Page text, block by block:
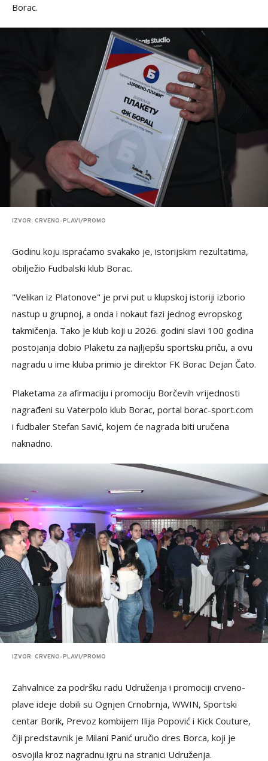
Borac.
IZVOR: CRVENO-PLAVI/PROMO
Godinu koju ispraćamo svakako je, istorijskim rezultatima,
obilježio Fudbalski klub Borac.
"Velikan iz Platonove" je prvi put u klupskoj istoriji izborio
nastup u grupnoj, a onda i nokaut fazi jednog evropskog
takmičenja. Tako je klub koji u 2026. godini slavi 100 godina
postojanja dobio Plaketu za najljepšu sportsku priču, a ovu
nagradu u ime kluba primio je direktor FK Borac Dejan Čato.
Plaketama za afirmaciju i promociju Borčevih vrijednosti
nagrađeni su Vaterpolo klub Borac, portal borac-sport.com
i fudbaler Stefan Savić, kojem će nagrada biti uručena
naknadno.
IZVOR: CRVENO-PLAVI/PROMO
Zahvalnice za podršku radu Udruženja i promociji crveno-
plave ideje dobili su Ognjen Crnobrnja, WWIN, Sportski
centar Borik, Prevoz kombijem Ilija Popović i Kick Couture,
čiji predstavnik je Milani Panić uručio dres Borca, koji je
osvojila kroz nagradnu igru na stranici Udruženja.